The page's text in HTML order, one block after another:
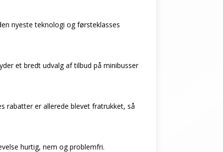
nyeste teknologi og førsteklasses
et bredt udvalg af tilbud på minibusser
rabatter er allerede blevet fratrukket, så
hurtig, nem og problemfri.